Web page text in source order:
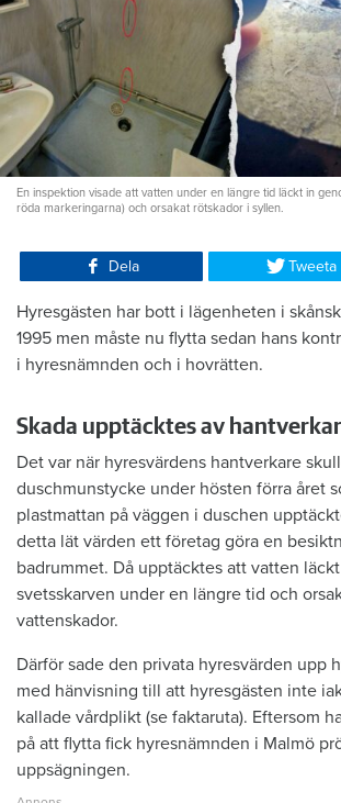
En inspektion visade att vatten under en längre tid läckt in
röda markeringarna) och orsakat rötskador i syllen.
Dela Tweeta
Hyresgästen har bott i lägenheten i
1995 men måste nu flytta sedan hans
i hyresnämnden och i hovrätten.
Skada upptäcktes av
Det var när hyresvärdens hantverkare
duschmunstycke under hösten förra året
plastmattan på väggen i duschen
detta lät värden ett företag göra en
badrummet. Då upptäcktes att vatten
svetsskarven under en längre tid och
vattenskador.
Därför sade den privata hyresvärden upp
med hänvisning till att hyresgästen inte
kallade vårdplikt (se faktaruta). Eftersom
på att flytta fick hyresnämnden i Malmö
uppsägningen.